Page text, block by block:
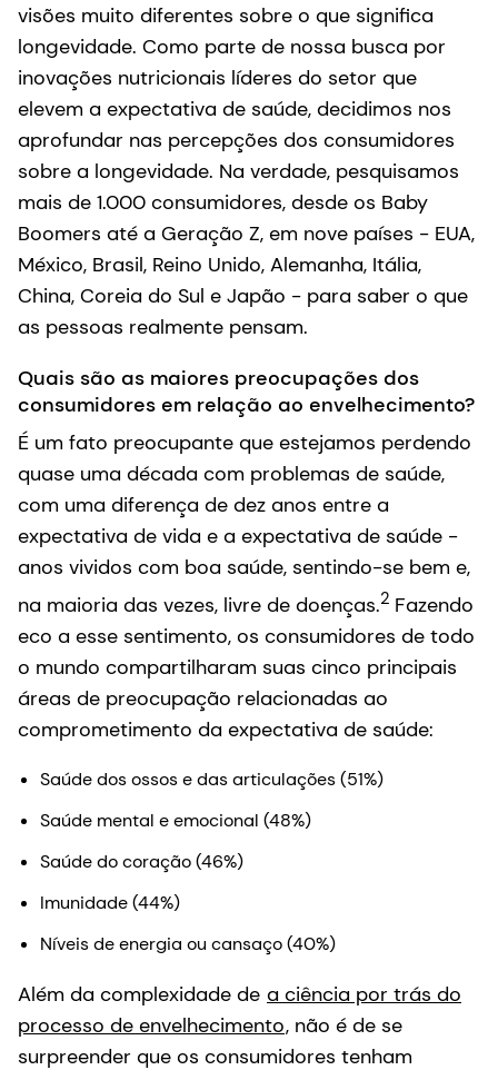
visões muito diferentes sobre o que significa
longevidade. Como parte de nossa busca por
inovações nutricionais líderes do setor que
elevem a expectativa de saúde, decidimos nos
aprofundar nas percepções dos consumidores
sobre a longevidade. Na verdade, pesquisamos
mais de 1.000 consumidores, desde os Baby
Boomers até a Geração Z, em nove países - EUA,
México, Brasil, Reino Unido, Alemanha, Itália,
China, Coreia do Sul e Japão - para saber o que
as pessoas realmente pensam.
Quais são as maiores preocupações dos
consumidores em relação ao envelhecimento?
É um fato preocupante que estejamos perdendo
quase uma década com problemas de saúde,
com uma diferença de dez anos entre a
expectativa de vida e a expectativa de saúde -
anos vividos com boa saúde, sentindo-se bem e,
na maioria das vezes, livre de doenças.2 Fazendo
eco a esse sentimento, os consumidores de todo
o mundo compartilharam suas cinco principais
áreas de preocupação relacionadas ao
comprometimento da expectativa de saúde:
Saúde dos ossos e das articulações (51%)
Saúde mental e emocional (48%)
Saúde do coração (46%)
Imunidade (44%)
Níveis de energia ou cansaço (40%)
Além da complexidade de a ciência por trás do
processo de envelhecimento, não é de se
surpreender que os consumidores tenham